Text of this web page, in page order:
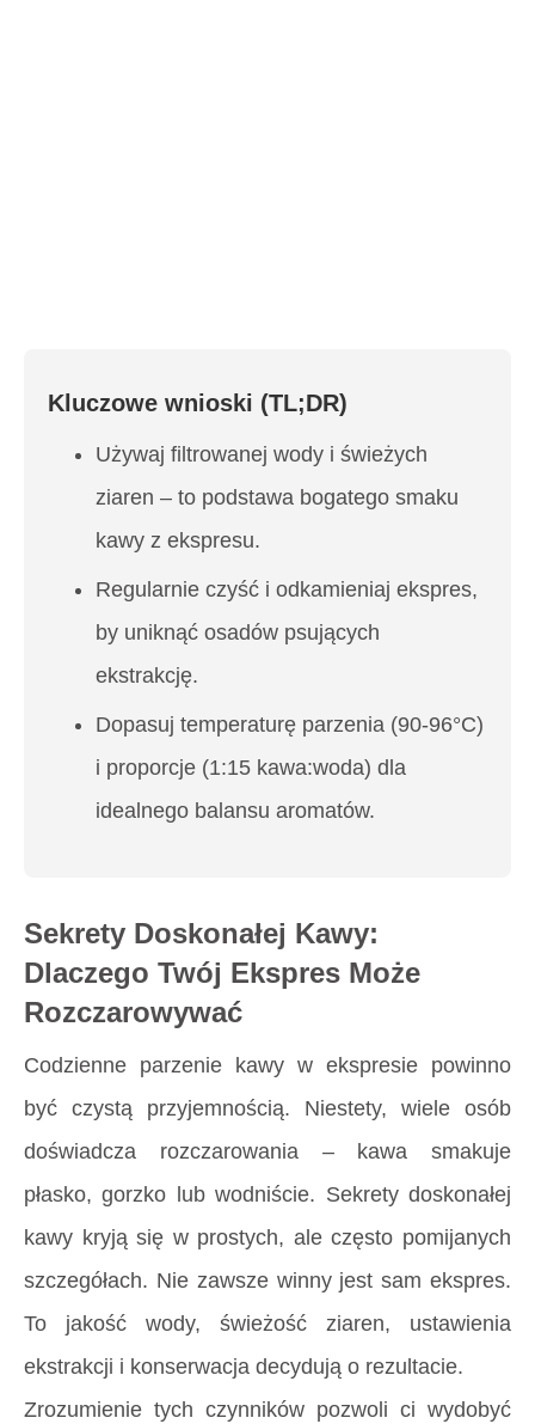
Kluczowe wnioski (TL;DR)
Używaj filtrowanej wody i świeżych
ziaren – to podstawa bogatego smaku
kawy z ekspresu.
Regularnie czyść i odkamieniaj ekspres,
by uniknąć osadów psujących
ekstrakcję.
Dopasuj temperaturę parzenia (90-96°C)
i proporcje (1:15 kawa:woda) dla
idealnego balansu aromatów.
Sekrety Doskonałej Kawy:
Dlaczego Twój Ekspres Może
Rozczarowywać
Codzienne parzenie kawy w ekspresie powinno
być czystą przyjemnością. Niestety, wiele osób
doświadcza rozczarowania – kawa smakuje
płasko, gorzko lub wodniście. Sekrety doskonałej
kawy kryją się w prostych, ale często pomijanych
szczegółach. Nie zawsze winny jest sam ekspres.
To jakość wody, świeżość ziaren, ustawienia
ekstrakcji i konserwacja decydują o rezultacie.
Zrozumienie tych czynników pozwoli ci wydobyć